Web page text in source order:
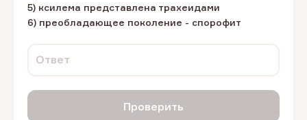
5) ксилема представлена трахеидами
6) преобладающее поколение - спорофит
Ответ
Проверить